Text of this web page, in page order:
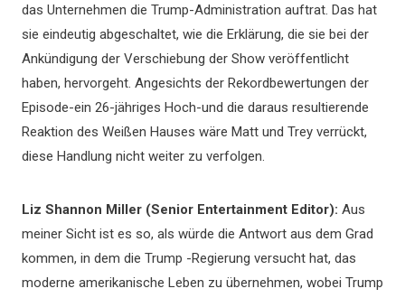
das Unternehmen die Trump-Administration auftrat. Das hat
sie eindeutig abgeschaltet, wie die Erklärung, die sie bei der
Ankündigung der Verschiebung der Show veröffentlicht
haben, hervorgeht. Angesichts der Rekordbewertungen der
Episode-ein 26-jähriges Hoch-und die daraus resultierende
Reaktion des Weißen Hauses wäre Matt und Trey verrückt,
diese Handlung nicht weiter zu verfolgen.
Liz Shannon Miller (Senior Entertainment Editor): Aus
meiner Sicht ist es so, als würde die Antwort aus dem Grad
kommen, in dem die Trump -Regierung versucht hat, das
moderne amerikanische Leben zu übernehmen, wobei Trump